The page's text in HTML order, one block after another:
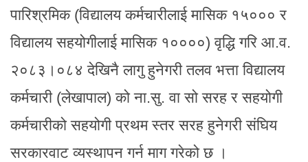
पारिश्रमिक (विद्यालय कर्मचारीलाई मासिक १५००० र
विद्यालय सहयोगीलाई मासिक १००००) वृद्धि गरि आ.व.
२०८३।०८४ देखिनै लागु हुनेगरी तलव भत्ता विद्यालय
कर्मचारी (लेखापाल) को ना.सु. वा सो सरह र सहयोगी
कर्मचारीको सहयोगी प्रथम स्तर सरह हुनेगरी संघिय
सरकारवाट व्यस्थापन गर्न माग गरेको छ ।